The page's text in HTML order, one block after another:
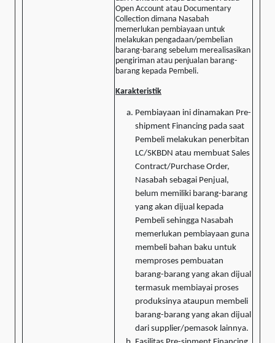
Open Account atau Documentary
Collection dimana Nasabah
memerlukan pembiayaan untuk
melakukan pengadaan/pembelian
barang-barang sebelum merealisasikan
pengiriman atau penjualan barang-
barang kepada Pembeli.
Karakteristik
Pembiayaan ini dinamakan Pre-
shipment Financing pada saat
Pembeli melakukan penerbitan
LC/SKBDN atau membuat Sales
Contract/Purchase Order,
Nasabah sebagai Penjual,
belum memiliki barang-barang
yang akan dijual kepada
Pembeli sehingga Nasabah
memerlukan pembiayaan guna
membeli bahan baku untuk
memproses pembuatan
barang-barang yang akan dijual
termasuk membiayai proses
produksinya ataupun membeli
barang-barang yang akan dijual
dari supplier/pemasok lainnya.